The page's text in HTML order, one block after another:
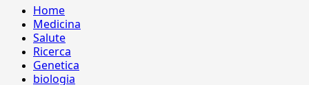
Home
Medicina
Salute
Ricerca
Genetica
biologia